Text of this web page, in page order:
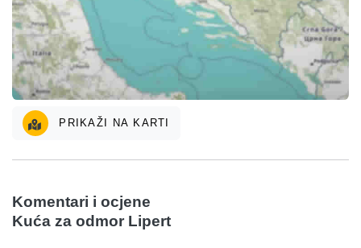
PRIKAŽI NA KARTI
Komentari i ocjene
Kuća za odmor Lipert